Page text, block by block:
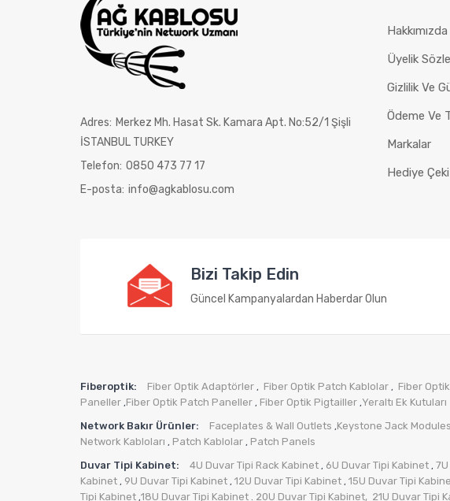
Adres: Merkez Mh. Hasat Sk. Kamara Apt. No:52/1 Şişli
İSTANBUL TURKEY
Telefon: 0850 473 77 17
E-posta: info@agkablosu.com
Hakkımızda
Üyelik
Gizlilik Ve
Ödeme Ve
Markalar
Hediye Çeki
Bizi Takip Edin
Güncel Kampanyalardan Haberdar Olun
Fiberoptik: Fiber Optik Adaptörler , Fiber Optik Patch Kablolar , Fiber
Paneller ,Fiber Optik Patch Paneller , Fiber Optik Pigtailler ,Yeraltı Ek Kutuları
Network Bakır Ürünler:
Faceplates & Wall Outlets ,Keystone Jack
Network Kabloları , Patch Kablolar , Patch Panels
Duvar Tipi Kabinet:
4U Duvar Tipi Rack Kabinet , 6U Duvar Tipi Kabinet ,
Kabinet , 9U Duvar Tipi Kabinet , 12U Duvar Tipi Kabinet , 15U Duvar Tipi
Tipi Kabinet ,18U Duvar Tipi Kabinet . 20U Duvar Tipi Kabinet, 21U Duvar Tipi